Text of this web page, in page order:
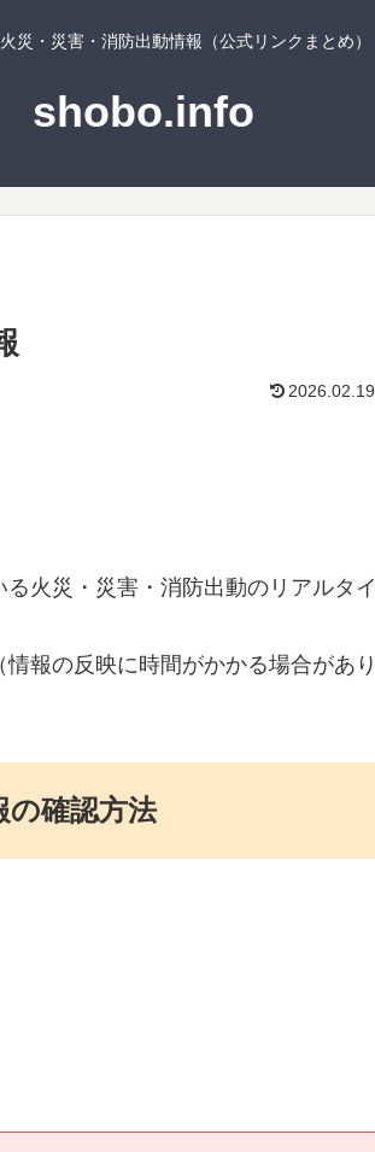
災・災害・消防出動情報（公式リンクまとめ）
shobo.info
2026.02.19
火災・災害・消防出動のリアルタイ
報の反映に時間がかかる場合があり
の確認方法